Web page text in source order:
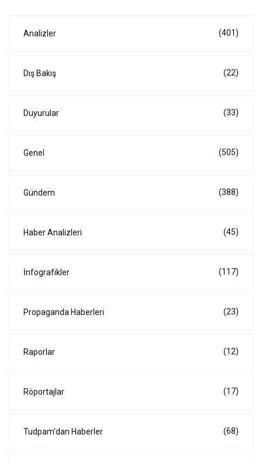
Analizler (401)
Dış Bakış (22)
Duyurular (33)
Genel (505)
Gündem (388)
Haber Analizleri (45)
İnfografikler (117)
Propaganda Haberleri (23)
Raporlar (12)
Röportajlar (17)
Tudpam'dan Haberler (68)